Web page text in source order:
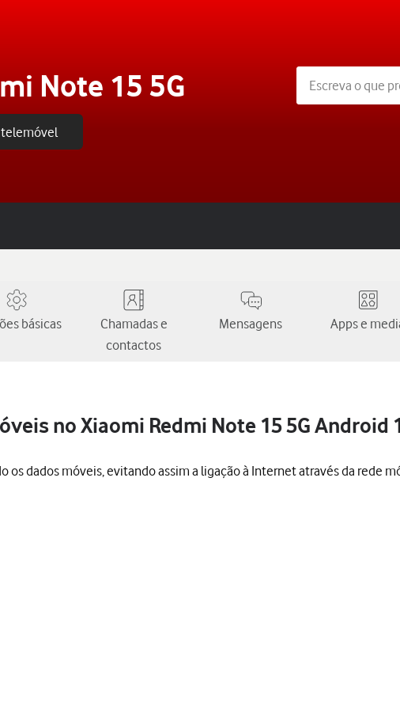
Note 15 5G
básicas
Chamadas e
contactos
Mensagens Apps e
no Xiaomi Redmi Note 15 5G Android
dados móveis, evitando assim a ligação à Internet através da rede